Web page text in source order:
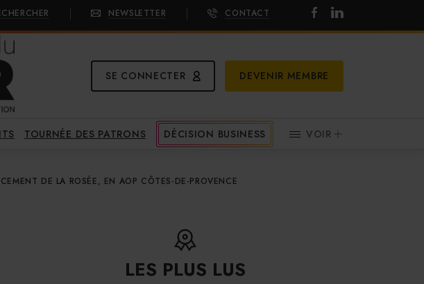
NEWSLETTER CONTACT
SE CONNECTER DEVENIR MEMBRE
TOURNÉE DES PATRONS DÉCISION BUSINESS VOIR
DE LA ROSÉE, EN AOP CÔTES-DE-PROVENCE
LES PLUS LUS